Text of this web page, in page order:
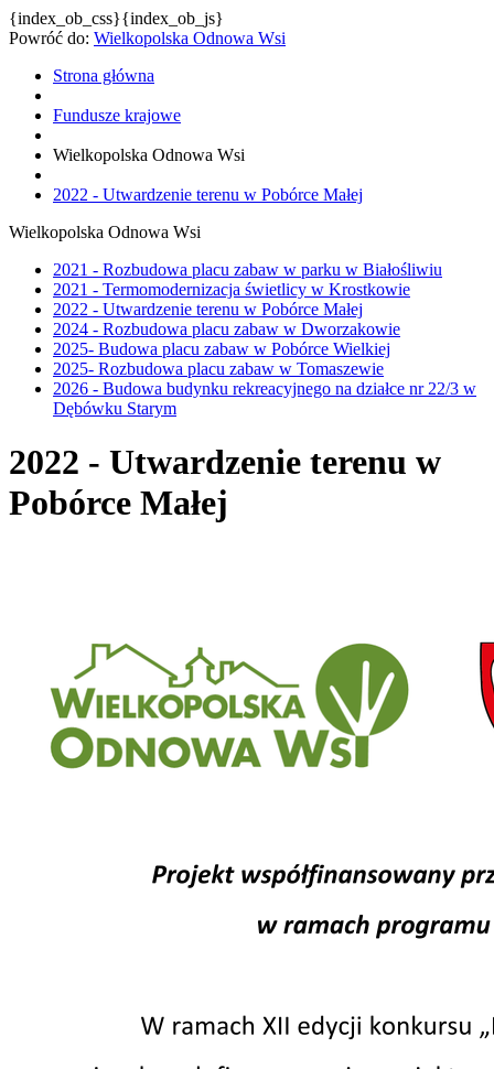
{index_ob_css}{index_ob_js}
Powróć do: Wielkopolska Odnowa Wsi
Strona główna
Fundusze krajowe
Wielkopolska Odnowa Wsi
2022 - Utwardzenie terenu w Pobórce Małej
Wielkopolska Odnowa Wsi
2021 - Rozbudowa placu zabaw w parku w Białośliwiu
2021 - Termomodernizacja świetlicy w Krostkowie
2022 - Utwardzenie terenu w Pobórce Małej
2024 - Rozbudowa placu zabaw w Dworzakowie
2025- Budowa placu zabaw w Pobórce Wielkiej
2025- Rozbudowa placu zabaw w Tomaszewie
2026 - Budowa budynku rekreacyjnego na działce nr 22/3 w
Dębówku Starym
2022 - Utwardzenie terenu w
Pobórce Małej